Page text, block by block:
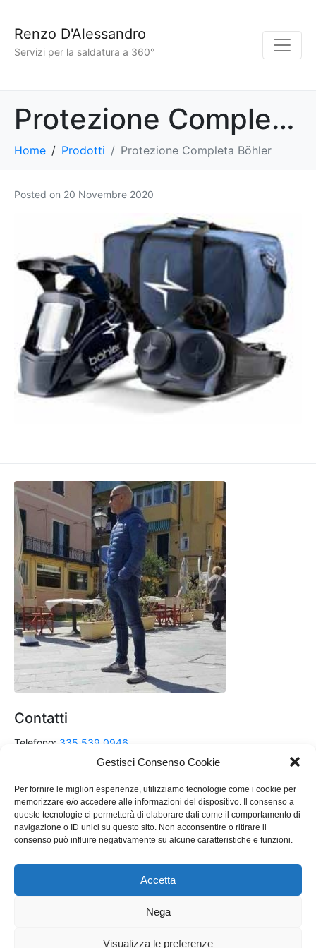
Gestisci Consenso Cookie
Per fornire le migliori esperienze, utilizziamo tecnologie come i cookie per
memorizzare e/o accedere alle informazioni del dispositivo. Il consenso a
queste tecnologie ci permetterà di elaborare dati come il comportamento di
navigazione o ID unici su questo sito. Non acconsentire o ritirare il
consenso può influire negativamente su alcune caratteristiche e funzioni.
Accetta
Nega
Visualizza le preferenze
Renzo D'Alessandro
Servizi per la saldatura a 360°
Protezione Completa Böhler
Home Prodotti Protezione Completa Böhler
Posted on 20 Novembre 2020
Contatti
Telefono: 335 539 0946
renzo.dalessandro@hotmail.it
Scrivimi su Messenger
e Seguimi sui Social !